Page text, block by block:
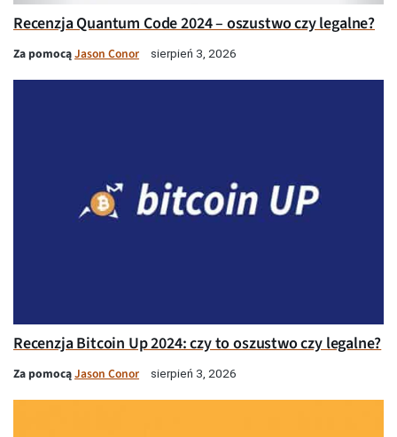
Recenzja Quantum Code 2024 – oszustwo czy legalne?
Za pomocąJason Conor sierpień 3, 2026
Recenzja Bitcoin Up 2024: czy to oszustwo czy legalne?
Za pomocąJason Conor sierpień 3, 2026